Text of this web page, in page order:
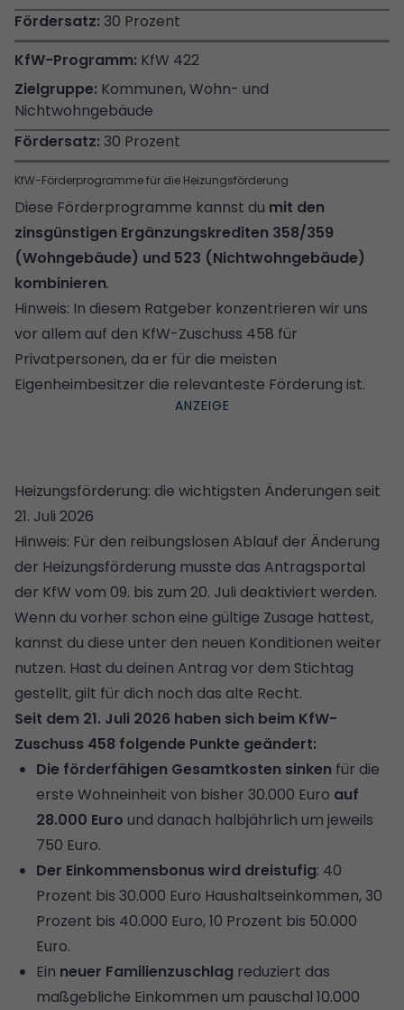
KfW-Förderprogramme für die Heizungsförderung
30 Prozent
KfW 422
Kommunen, Wohn- und
Nichtwohngebäude
30 Prozent
Diese Förderprogramme kannst du mit den
zinsgünstigen Ergänzungskrediten 358/359
(Wohngebäude) und 523 (Nichtwohngebäude)
kombinieren.
Hinweis: In diesem Ratgeber konzentrieren wir uns
vor allem auf den KfW-Zuschuss 458 für
Privatpersonen, da er für die meisten
Eigenheimbesitzer die relevanteste Förderung ist.
Heizungsförderung: die wichtigsten Änderungen seit
21. Juli 2026
Hinweis: Für den reibungslosen Ablauf der Änderung
der Heizungsförderung musste das Antragsportal
der KfW vom 09. bis zum 20. Juli deaktiviert werden.
Wenn du vorher schon eine gültige Zusage hattest,
kannst du diese unter den neuen Konditionen weiter
nutzen. Hast du deinen Antrag vor dem Stichtag
gestellt, gilt für dich noch das alte Recht.
Seit dem 21. Juli 2026 haben sich beim KfW-
Zuschuss 458 folgende Punkte geändert:
Die förderfähigen Gesamtkosten sinken für die
erste Wohneinheit von bisher 30.000 Euro auf
28.000 Euro und danach halbjährlich um jeweils
750 Euro.
Der Einkommensbonus wird dreistufig: 40
Prozent bis 30.000 Euro Haushaltseinkommen, 30
Prozent bis 40.000 Euro, 10 Prozent bis 50.000
Euro.
Ein neuer Familienzuschlag reduziert das
maßgebliche Einkommen um pauschal 10.000